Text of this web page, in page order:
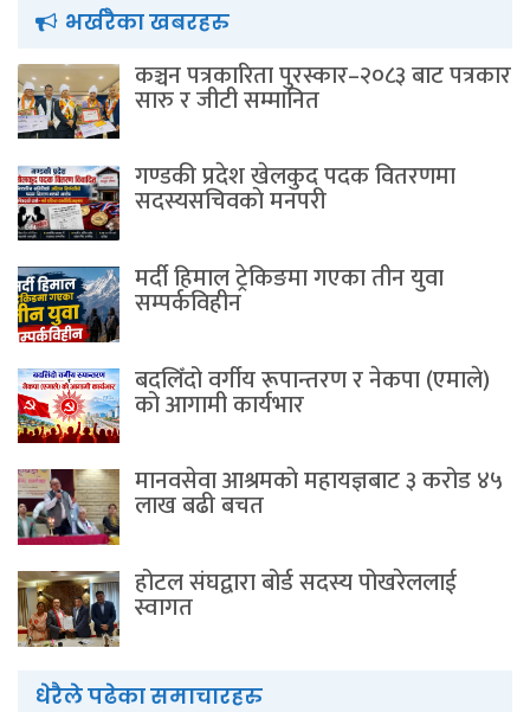
भर्खरैका खबरहरु
कञ्चन पत्रकारिता पुरस्कार–२०८३ बाट पत्रकार
सारु र जीटी सम्मानित
गण्डकी प्रदेश खेलकुद पदक वितरणमा
सदस्यसचिवकाे मनपरी
मर्दी हिमाल ट्रेकिङमा गएका तीन युवा
सम्पर्कविहीन
बदलिँदो वर्गीय रूपान्तरण र नेकपा (एमाले)
को आगामी कार्यभार
मानवसेवा आश्रमकाे‌ महायज्ञबाट ३ करोड ४५
लाख बढी बचत
होटल संघद्वारा बोर्ड सदस्य पोखरेललाई
स्वागत
धेरैले पढेका समाचारहरु